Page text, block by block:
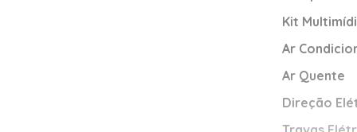
Kit
Ar
Ar Quente
Direção